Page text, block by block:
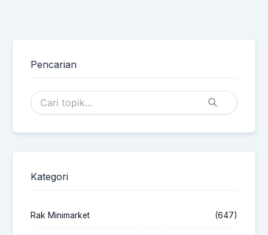
Pencarian
Kategori
Rak Minimarket (647)